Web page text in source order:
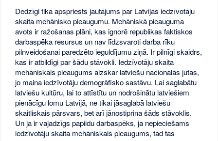
Dedzīgi tika apspriests jautājums par Latvijas iedzīvotāju
skaita mehānisko pieaugumu. Mehāniskā pieauguma
avots ir ražošanas plāni, kas ignorē republikas faktiskos
darbaspēka resursus un nav līdzsvaroti darba rīku
pilnveidošanai paredzēto ieguldījumu ziņā. Ir pilnīgi skaidrs,
kas ir atbildīgi par šādu stāvokli. Iedzīvotāju skaita
mehāniskais pieaugums aizskar latviešu nacionālās jūtas,
jo maina iedzīvotāju demogrāfisko sastāvu. Lai saglabātu
latviešu kultūru, lai to attīstītu un nodrošinātu latviešiem
pienācīgu lomu Latvijā, ne tikai jāsaglabā latviešu
skaitliskais pārsvars, bet arī jānostiprina šāds stāvoklis.
Un ja ir vajadzīgs papildu darbaspēks, ja nepieciešams
iedzīvotāju skaita mehāniskais pieaugums, tad tas